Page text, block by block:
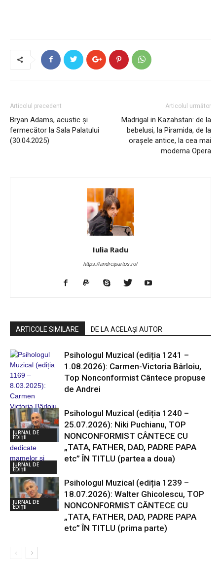
Articolul precedent
Bryan Adams, acustic și
fermecător la Sala Palatului
(30.04.2025)
Articolul următor
Madrigal in Kazahstan: de la
bebelusi, la Piramida, de la
orașele antice, la cea mai
moderna Opera
Iulia Radu
https://andreipartos.ro/
ARTICOLE SIMILARE DE LA ACELAȘI AUTOR
JURNAL DE
EDIȚII
Psihologul Muzical (ediția 1241 –
1.08.2026): Carmen-Victoria Bârloiu,
Top Nonconformist Cântece propuse
de Andrei
JURNAL DE
EDIȚII
Psihologul Muzical (ediția 1240 –
25.07.2026): Niki Puchianu, TOP
NONCONFORMIST CÂNTECE CU
„TATA, FATHER, DAD, PADRE PAPA
etc” ÎN TITLU (partea a doua)
JURNAL DE
EDIȚII
Psihologul Muzical (ediția 1239 –
18.07.2026): Walter Ghicolescu, TOP
NONCONFORMIST CÂNTECE CU
„TATA, FATHER, DAD, PADRE PAPA
etc” ÎN TITLU (prima parte)